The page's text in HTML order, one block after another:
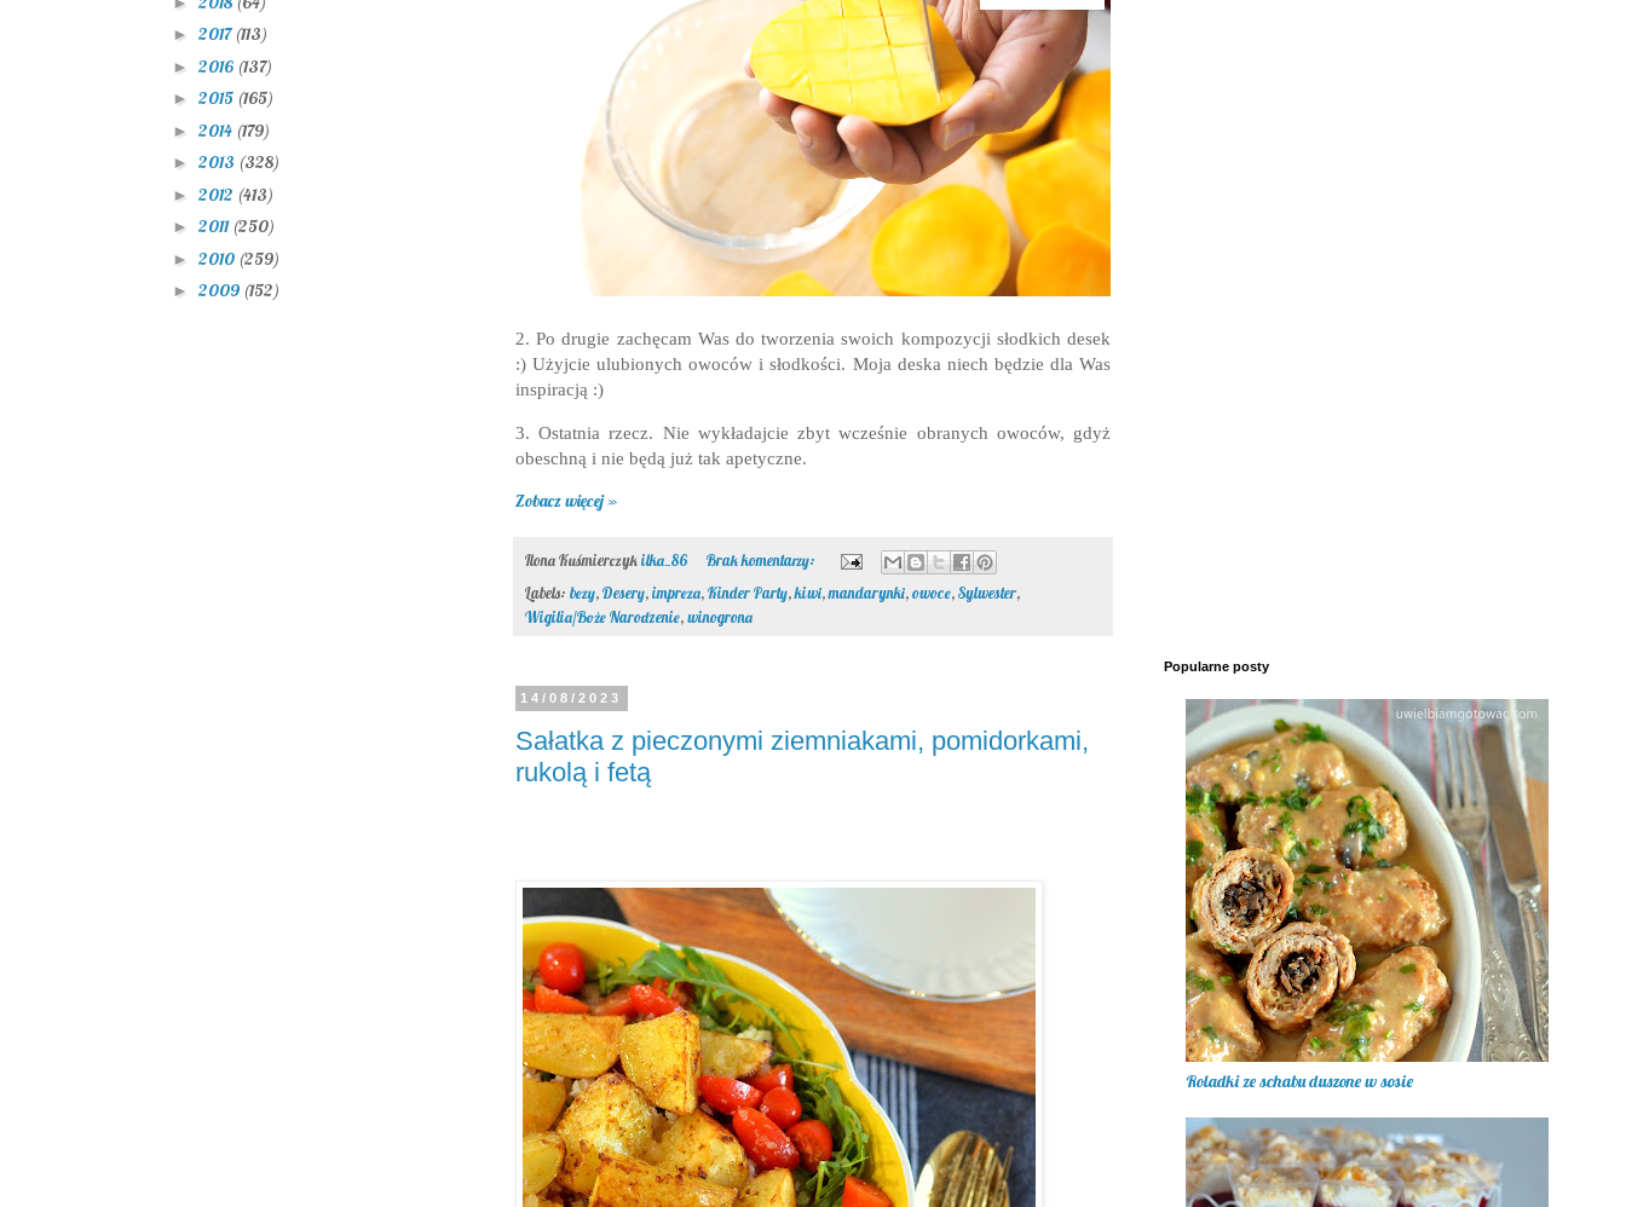
2. Po drugie zachęcam Was do tworzenia swoich kompozycji słodkich desek
:) Użyjcie ulubionych owoców i słodkości. Moja deska niech będzie dla Was
inspiracją :)
3. Ostatnia rzecz. Nie wykładajcie zbyt wcześnie obranych owoców, gdyż
obeschną i nie będą już tak apetyczne.
Zobacz więcej »
Ilona Kuśmierczykilka_86
Brak komentarzy:
Labels: bezy,Desery,impreza,Kinder Party,kiwi,mandarynki,owoce,Sylwester,
Wigilia/Boże Narodzenie,winogrona
14/08/2023
Sałatka z pieczonymi ziemniakami, pomidorkami,
rukolą i fetą
► 2017(113)
► 2016 (137)
► 2015 (165)
► 2014 (179)
► 2013 (328)
► 2012 (413)
► 2011 (250)
► 2010 (259)
► 2009 (152)
Popularne posty
Roladki ze schabu duszone w sosie